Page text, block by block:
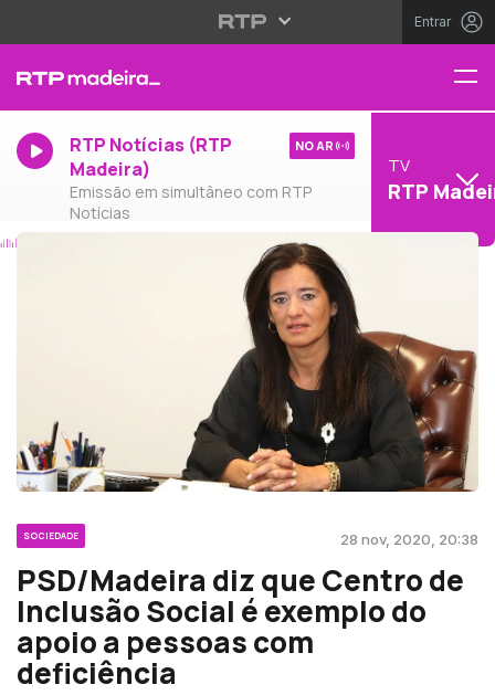
Entrar
RTP Notícias (RTP
Madeira)
Emissão em simultâneo com RTP
Notícias
NO AR
TV
RTP
SOCIEDADE 28 nov, 2020, 20:38
PSD/Madeira diz que Centro de
Inclusão Social é exemplo do
apoio a pessoas com
deficiência